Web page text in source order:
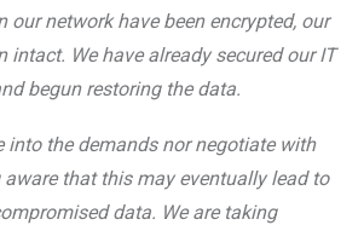
our network have been encrypted, our
intact. We have already secured our IT
begun restoring the data.
into the demands nor negotiate with
aware that this may eventually lead to
data. We are taking